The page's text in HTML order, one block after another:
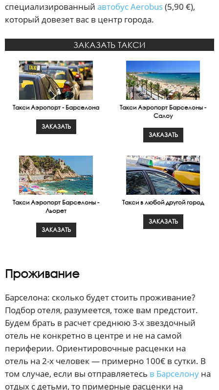
специализированный автобус Aerobus(5,90 €),
который довезет вас в центр города.
ЗАКАЗАТЬ ТАКСИ
Такси Аэропорт - Барселона
ЗАКАЗАТЬ
Такси Аэропорт Барселоны -
Салоу
ЗАКАЗАТЬ
Такси Аэропорт Барселоны -
Льорет
ЗАКАЗАТЬ
Такси в любой другой город
ЗАКАЗАТЬ
Проживание
Барселона: сколько будет стоить проживание?
Подбор отеля, разумеется, тоже вам предстоит.
Будем брать в расчет среднюю 3-х звездочный
отель не конкретно в центре и не на самой
периферии. Ориентировочные расценки на
отель на 2-х человек — примерно 100€ в сутки. В
том случае, если вы отправляетесь в Барселону на
отдых с детьми, то примерные расценки на